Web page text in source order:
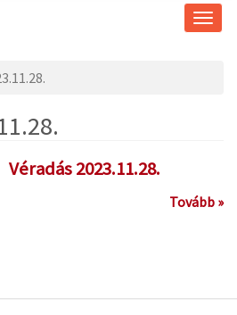
Véradás 2023.11.28.
Tovább »